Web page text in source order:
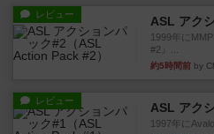
レビュー ASL アク
1999年に
#2』...
約5時間前 by
レビュー ASL アク
1997年に